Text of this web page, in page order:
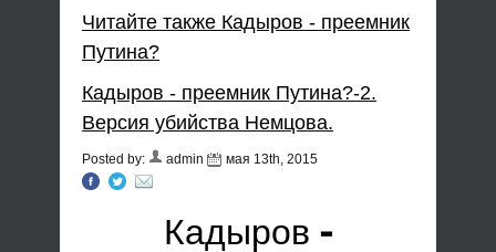
Читайте также Кадыров - преемник
Путина?
Кадыров - преемник Путина?-2.
Версия убийства Немцова.
Posted by: admin мая 13th, 2015
Кадыров -